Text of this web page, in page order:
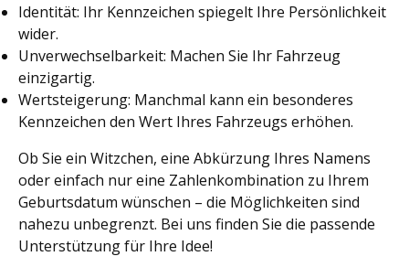
Identität: Ihr Kennzeichen spiegelt Ihre Persönlichkeit
wider.
Unverwechselbarkeit: Machen Sie Ihr Fahrzeug
einzigartig.
Wertsteigerung: Manchmal kann ein besonderes
Kennzeichen den Wert Ihres Fahrzeugs erhöhen.
Ob Sie ein Witzchen, eine Abkürzung Ihres Namens
oder einfach nur eine Zahlenkombination zu Ihrem
Geburtsdatum wünschen – die Möglichkeiten sind
nahezu unbegrenzt. Bei uns finden Sie die passende
Unterstützung für Ihre Idee!